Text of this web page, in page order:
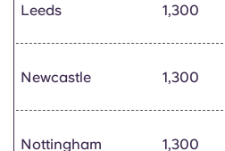
Leeds 1,300
Newcastle 1,300
Nottingham 1,300